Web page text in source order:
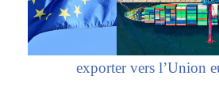
exporter vers l’Union